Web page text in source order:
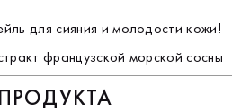
для сияния и молодости кожи!
французской морской сосны